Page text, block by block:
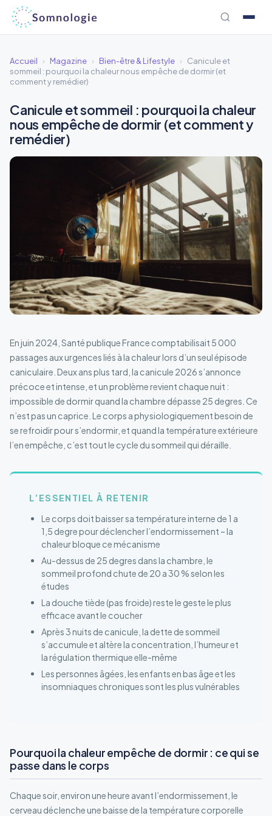
Aller
contenu
Accueil › Magazine › Bien-être & Lifestyle ›
Canicule et
sommeil : pourquoi la chaleur nous empêche de dormir (et
comment y remédier)
Canicule et sommeil : pourquoi la chaleur
nous empêche de dormir (et comment y
remédier)
En juin 2024, Santé publique France comptabilisait 5 000
passages aux urgences liés à la chaleur lors d’un seul épisode
caniculaire. Deux ans plus tard, la canicule 2026 s’annonce
précoce et intense, et un problème revient chaque nuit :
impossible de dormir quand la chambre dépasse 25 degres. Ce
n’est pas un caprice. Le corps a physiologiquement besoin de
se refroidir pour s’endormir, et quand la température extérieure
l’en empêche, c’est tout le cycle du sommeil qui déraille.
L’ESSENTIEL À RETENIR
Le corps doit baisser sa température interne de 1 a
1,5 degre pour déclencher l’endormissement – la
chaleur bloque ce mécanisme
Au-dessus de 25 degres dans la chambre, le
sommeil profond chute de 20 a 30 % selon les
études
La douche tiède (pas froide) reste le geste le plus
efficace avant le coucher
Après 3 nuits de canicule, la dette de sommeil
s’accumule et altère la concentration, l’humeur et
la régulation thermique elle-même
Les personnes âgées, les enfants en bas âge et les
insomniaques chroniques sont les plus vulnérables
Pourquoi la chaleur empêche de dormir : ce qui se
passe dans le corps
Chaque soir, environ une heure avant l’endormissement, le
cerveau déclenche une baisse de la température corporelle